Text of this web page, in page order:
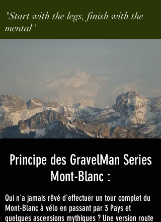
"Start with the legs, finish with the
mental"
Principe des GravelMan Series
Mont-Blanc :
Qui n'a jamais rêvé d'effectuer un tour complet du
Mont-Blanc à vélo en passant par 3 Pays et
quelques ascensions mythiques ? Une version route